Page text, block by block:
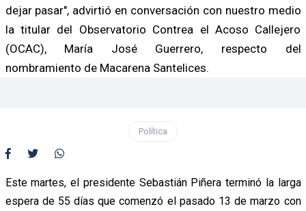
dejar pasar", advirtió en conversación con nuestro medio
la titular del Observatorio Contrea el Acoso Callejero
(OCAC), María José Guerrero, respecto del
nombramiento de Macarena Santelices.
Política
Este martes, el presidente Sebastián Piñera terminó la larga
espera de 55 días que comenzó el pasado 13 de marzo con